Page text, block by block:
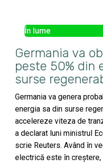
În lume
Germania va
peste 50% din
surse
Germania va genera
energia sa din surse
accelereze viteza de
a declarat luni ministrul
scrie Reuters. Având în
electrică este în